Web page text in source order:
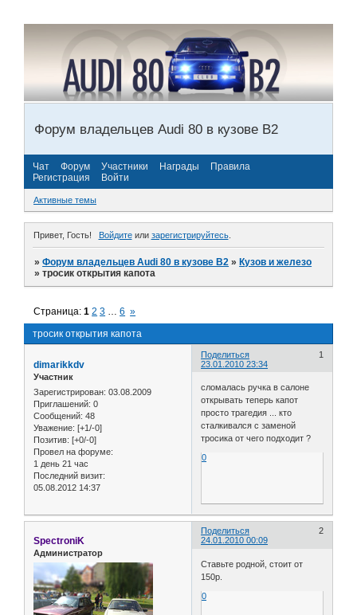
Форум владельцев Audi 80 в кузове В2
Чат Форум Участники Награды
Правила
Регистрация
Войти
Активные темы
Привет, Гость! Войдитеили зарегистрируйтесь.
»Форум владельцев Audi 80 в кузове В2 »Кузов и железо
»тросик открытия капота
тросик открытия капота
Страница:1 2 3 … 6 »
Поделиться
1
23.01.2010 23:34
dimarikkdv
Участник
Зарегистрирован: 03.08.2009
Приглашений: 0
Сообщений: 48
Уважение: [+1/-0]
Позитив: [+0/-0]
Провел на форуме:
1 день 21 час
Последний визит:
05.08.2012 14:37
сломалась ручка в салоне
открывать теперь капот
просто трагедия ... кто
сталкивался с заменой
тросика от чего подходит ?
0
Поделиться
2
24.01.2010 00:09
SpectroniK
Администратор
Ставьте родной, стоит от
150р.
0